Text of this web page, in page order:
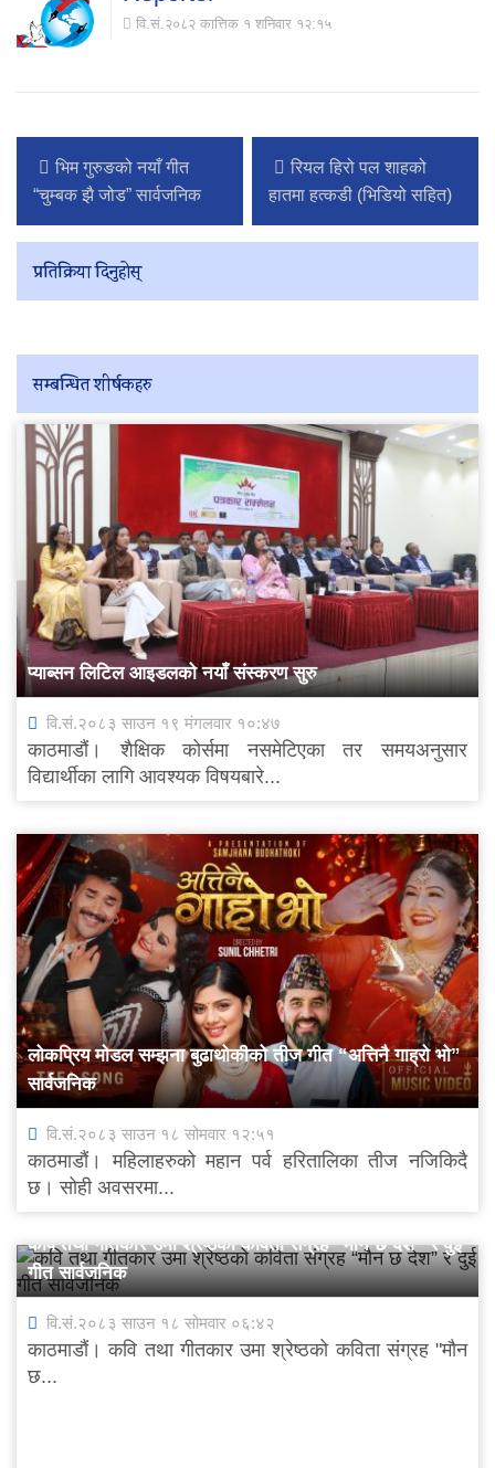
वि.सं.२०८२ कात्तिक १ शनिवार १२:१५
भिम गुरुङको नयाँ गीत
“चुम्बक झै जोड” सार्वजनिक
रियल हिरो पल शाहको
हातमा हत्कडी (भिडियो सहित)
प्रतिक्रिया दिनुहोस्
सम्बन्धित शीर्षकहरु
प्याब्सन लिटिल आइडलको नयाँ संस्करण सुरु
वि.सं.२०८३ साउन १९ मंगलवार १०:४७
काठमाडौं। शैक्षिक कोर्समा नसमेटिएका तर समयअनुसार
विद्यार्थीका लागि आवश्यक विषयबारे...
लोकप्रिय मोडल सम्झना बुढाथोकीको तीज गीत “अत्तिनै गाह्रो भो”
सार्वजनिक
वि.सं.२०८३ साउन १८ सोमवार १२:५१
काठमाडौं। महिलाहरुको महान पर्व हरितालिका तीज नजिकिदै
छ। सोही अवसरमा...
कवि तथा गीतकार उमा श्रेष्ठको कविता संग्रह “मौन छ देश” र दुई
गीत सार्वजनिक
वि.सं.२०८३ साउन १८ सोमवार ०६:४२
काठमाडौं। कवि तथा गीतकार उमा श्रेष्ठको कविता संग्रह "मौन
छ...